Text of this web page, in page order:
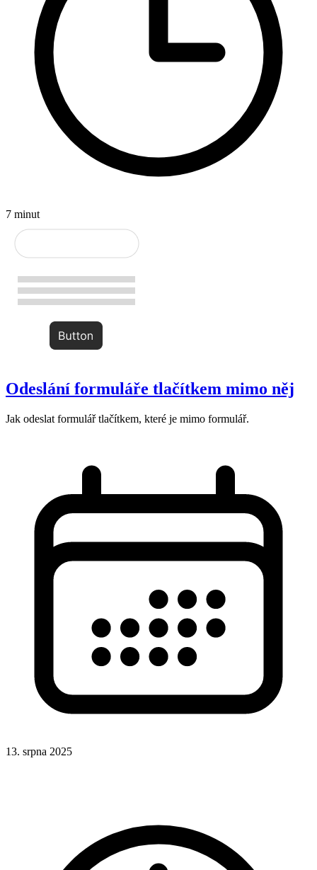
7 minut
Odeslání formuláře tlačítkem mimo něj
Jak odeslat formulář tlačítkem, které je mimo formulář.
13. srpna 2025